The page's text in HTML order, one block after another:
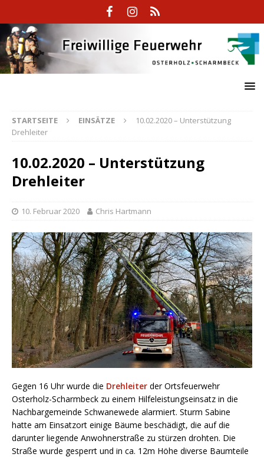
STARTSEITE EINSÄTZE
10.02.2020 – Unterstützung
Drehleiter
10.02.2020 – Unterstützung
Drehleiter
10. Februar 2020 Chris Hartmann
Gegen 16 Uhr wurde die Drehleiter der Ortsfeuerwehr
Osterholz-Scharmbeck zu einem Hilfeleistungseinsatz in die
Nachbargemeinde Schwanewede alarmiert. Sturm Sabine
hatte am Einsatzort einige Bäume beschädigt, die auf die
darunter liegende Anwohnerstraße zu stürzen drohten. Die
Straße wurde gesperrt und in ca. 12m Höhe diverse Baumteile